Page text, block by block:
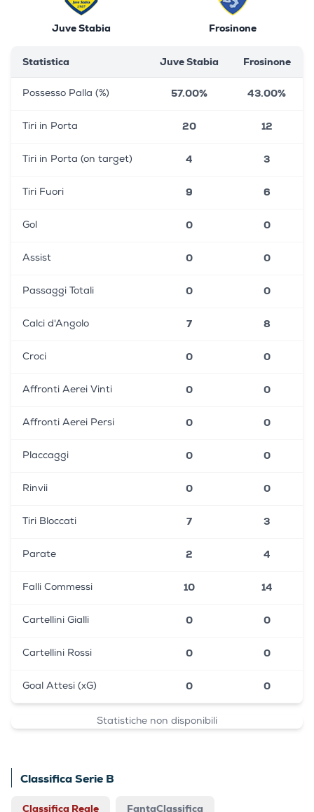
Juve Stabia Frosinone
Statistica Juve Stabia Frosinone
Possesso Palla (%) 57.00% 43.00%
Tiri in Porta 20 12
Tiri in Porta (on target) 4 3
Tiri Fuori 9 6
Gol 0 0
Assist 0 0
Passaggi Totali 0 0
Calci d'Angolo 7 8
Croci 0 0
Affronti Aerei Vinti 0 0
Affronti Aerei Persi 0 0
Placcaggi 0 0
Rinvii 0 0
Tiri Bloccati 7 3
Parate 2 4
Falli Commessi 10 14
Cartellini Gialli 0 0
Cartellini Rossi 0 0
Goal Attesi (xG) 0 0
Statistiche non disponibili
Classifica Serie B
Classifica Reale FantaClassifica